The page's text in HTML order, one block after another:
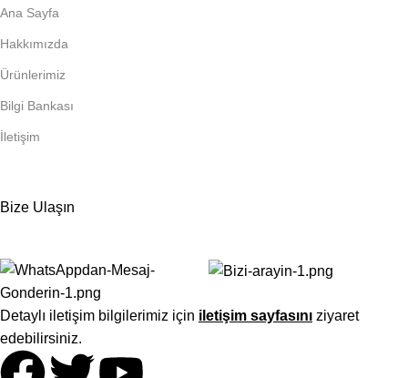
Ana Sayfa
Hakkımızda
Ürünlerimiz
Bilgi Bankası
İletişim
Bize Ulaşın
Detaylı iletişim bilgilerimiz için iletişim sayfasını ziyaret
edebilirsiniz.